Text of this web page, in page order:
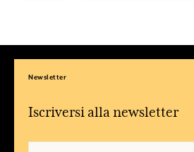
Newsletter
Iscriversi alla newsletter